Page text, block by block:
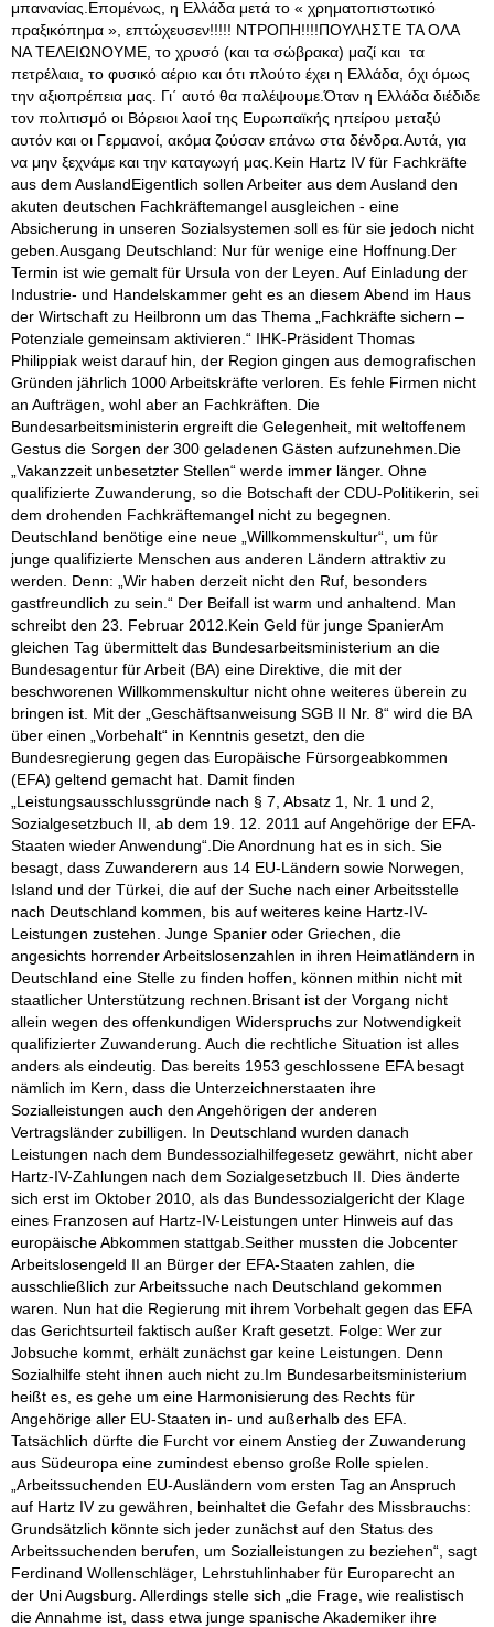
μπανανίας.Επομένως, η Ελλάδα μετά το « χρηματοπιστωτικό
πραξικόπημα », επτώχευσεν!!!!! ΝΤΡΟΠΗ!!!!ΠΟΥΛΗΣΤΕ ΤΑ ΟΛΑ
ΝΑ ΤΕΛΕΙΩΝΟΥΜΕ, το χρυσό (και τα σώβρακα) μαζί και τα
πετρέλαια, το φυσικό αέριο και ότι πλούτο έχει η Ελλάδα, όχι όμως
την αξιοπρέπεια μας. Γι΄ αυτό θα παλέψουμε.Όταν η Ελλάδα διέδιδε
τον πολιτισμό οι Βόρειοι λαοί της Ευρωπαϊκής ηπείρου μεταξύ
αυτόν και οι Γερμανοί, ακόμα ζούσαν επάνω στα δένδρα.Αυτά, για
να μην ξεχνάμε και την καταγωγή μας.Kein Hartz IV für Fachkräfte
aus dem AuslandEigentlich sollen Arbeiter aus dem Ausland den
akuten deutschen Fachkräftemangel ausgleichen - eine
Absicherung in unseren Sozialsystemen soll es für sie jedoch nicht
geben.Ausgang Deutschland: Nur für wenige eine Hoffnung.Der
Termin ist wie gemalt für Ursula von der Leyen. Auf Einladung der
Industrie- und Handelskammer geht es an diesem Abend im Haus
der Wirtschaft zu Heilbronn um das Thema „Fachkräfte sichern –
Potenziale gemeinsam aktivieren.“ IHK-Präsident Thomas
Philippiak weist darauf hin, der Region gingen aus demografischen
Gründen jährlich 1000 Arbeitskräfte verloren. Es fehle Firmen nicht
an Aufträgen, wohl aber an Fachkräften. Die
Bundesarbeitsministerin ergreift die Gelegenheit, mit weltoffenem
Gestus die Sorgen der 300 geladenen Gästen aufzunehmen.Die
„Vakanzzeit unbesetzter Stellen“ werde immer länger. Ohne
qualifizierte Zuwanderung, so die Botschaft der CDU-Politikerin, sei
dem drohenden Fachkräftemangel nicht zu begegnen.
Deutschland benötige eine neue „Willkommenskultur“, um für
junge qualifizierte Menschen aus anderen Ländern attraktiv zu
werden. Denn: „Wir haben derzeit nicht den Ruf, besonders
gastfreundlich zu sein.“ Der Beifall ist warm und anhaltend. Man
schreibt den 23. Februar 2012.Kein Geld für junge SpanierAm
gleichen Tag übermittelt das Bundesarbeitsministerium an die
Bundesagentur für Arbeit (BA) eine Direktive, die mit der
beschworenen Willkommenskultur nicht ohne weiteres überein zu
bringen ist. Mit der „Geschäftsanweisung SGB II Nr. 8“ wird die BA
über einen „Vorbehalt“ in Kenntnis gesetzt, den die
Bundesregierung gegen das Europäische Fürsorgeabkommen
(EFA) geltend gemacht hat. Damit finden
„Leistungsausschlussgründe nach § 7, Absatz 1, Nr. 1 und 2,
Sozialgesetzbuch II, ab dem 19. 12. 2011 auf Angehörige der EFA-
Staaten wieder Anwendung“.Die Anordnung hat es in sich. Sie
besagt, dass Zuwanderern aus 14 EU-Ländern sowie Norwegen,
Island und der Türkei, die auf der Suche nach einer Arbeitsstelle
nach Deutschland kommen, bis auf weiteres keine Hartz-IV-
Leistungen zustehen. Junge Spanier oder Griechen, die
angesichts horrender Arbeitslosenzahlen in ihren Heimatländern in
Deutschland eine Stelle zu finden hoffen, können mithin nicht mit
staatlicher Unterstützung rechnen.Brisant ist der Vorgang nicht
allein wegen des offenkundigen Widerspruchs zur Notwendigkeit
qualifizierter Zuwanderung. Auch die rechtliche Situation ist alles
anders als eindeutig. Das bereits 1953 geschlossene EFA besagt
nämlich im Kern, dass die Unterzeichnerstaaten ihre
Sozialleistungen auch den Angehörigen der anderen
Vertragsländer zubilligen. In Deutschland wurden danach
Leistungen nach dem Bundessozialhilfegesetz gewährt, nicht aber
Hartz-IV-Zahlungen nach dem Sozialgesetzbuch II. Dies änderte
sich erst im Oktober 2010, als das Bundessozialgericht der Klage
eines Franzosen auf Hartz-IV-Leistungen unter Hinweis auf das
europäische Abkommen stattgab.Seither mussten die Jobcenter
Arbeitslosengeld II an Bürger der EFA-Staaten zahlen, die
ausschließlich zur Arbeitssuche nach Deutschland gekommen
waren. Nun hat die Regierung mit ihrem Vorbehalt gegen das EFA
das Gerichtsurteil faktisch außer Kraft gesetzt. Folge: Wer zur
Jobsuche kommt, erhält zunächst gar keine Leistungen. Denn
Sozialhilfe steht ihnen auch nicht zu.Im Bundesarbeitsministerium
heißt es, es gehe um eine Harmonisierung des Rechts für
Angehörige aller EU-Staaten in- und außerhalb des EFA.
Tatsächlich dürfte die Furcht vor einem Anstieg der Zuwanderung
aus Südeuropa eine zumindest ebenso große Rolle spielen.
„Arbeitssuchenden EU-Ausländern vom ersten Tag an Anspruch
auf Hartz IV zu gewähren, beinhaltet die Gefahr des Missbrauchs:
Grundsätzlich könnte sich jeder zunächst auf den Status des
Arbeitssuchenden berufen, um Sozialleistungen zu beziehen“, sagt
Ferdinand Wollenschläger, Lehrstuhlinhaber für Europarecht an
der Uni Augsburg. Allerdings stelle sich „die Frage, wie realistisch
die Annahme ist, dass etwa junge spanische Akademiker ihre